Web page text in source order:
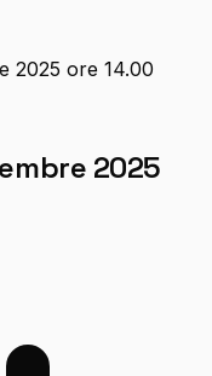
2025 ore 14.00
2025